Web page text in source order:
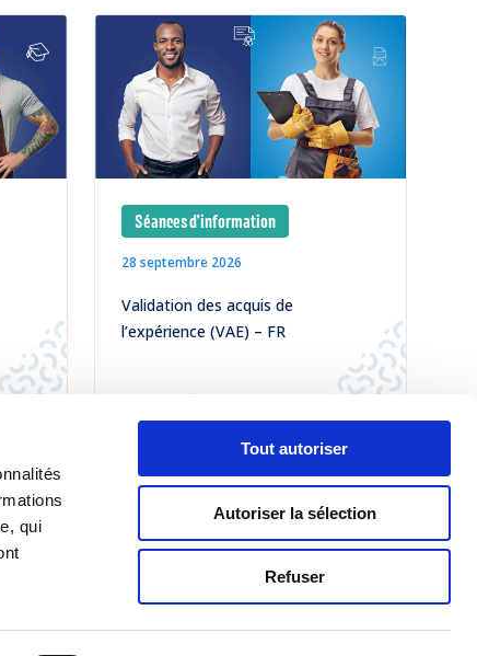
qui
Tout autoriser
Autoriser la sélection
Refuser
Séances d'information
28 septembre 2026
Validation des acquis de
l’expérience (VAE) – FR